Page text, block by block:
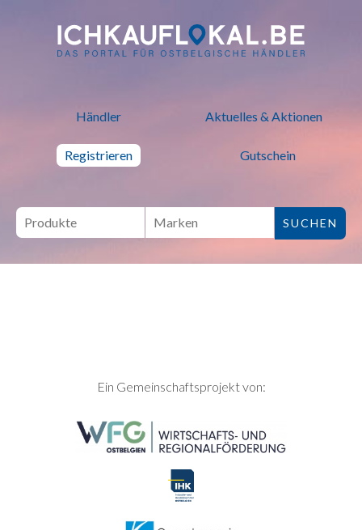
ich kauf lokal - Bei lokalen
Händler Aktuelles & Aktionen
Registrieren Gutschein
SEITENFUSSEin Gemeinschaftsprojekt von: